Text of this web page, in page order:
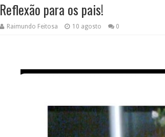
Reflexão para os pais!
Raimundo Feitosa 10 agosto 0